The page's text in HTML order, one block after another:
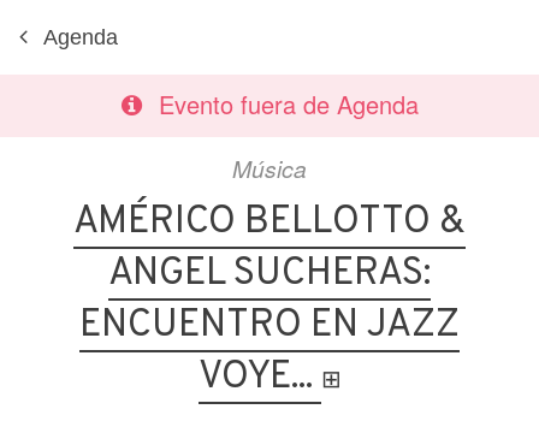
Agenda
Evento fuera de Agenda
Música
AMÉRICO BELLOTTO &
ANGEL SUCHERAS:
ENCUENTRO EN JAZZ
VOYE... ⊞